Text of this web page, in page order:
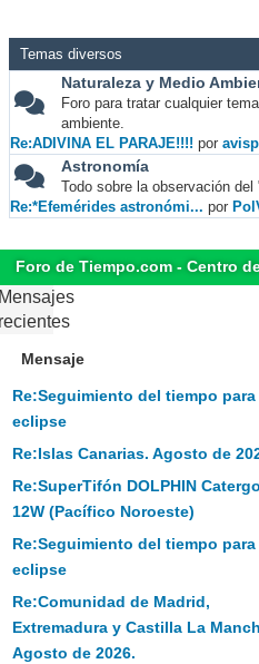
Temas diversos
Naturaleza y Medio
Foro para tratar cualquier
ambiente.
Re:ADIVINA EL PARAJE!!!! por
Astronomía
Todo sobre la observación del
Re:*Efemérides astronómi... por
Foro de Tiempo.com - Centro
Mensaje
Re:Seguimiento del tiempo para
eclipse
Re:Islas Canarias. Agosto de
Re:SuperTifón DOLPHIN
12W (Pacífico Noroeste)
Re:Seguimiento del tiempo para
eclipse
Re:Comunidad de Madrid,
Extremadura y Castilla La
Agosto de 2026.